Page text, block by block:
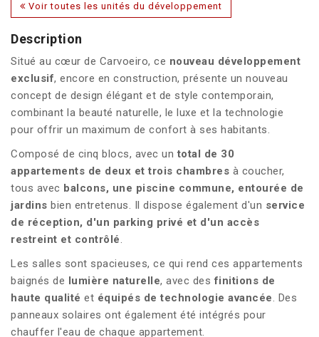
Voir toutes les unités du développement
Description
Situé au cœur de Carvoeiro, ce nouveau développement
exclusif, encore en construction, présente un nouveau
concept de design élégant et de style contemporain,
combinant la beauté naturelle, le luxe et la technologie
pour offrir un maximum de confort à ses habitants.
Composé de cinq blocs, avec un total de 30
appartements de deux et trois chambres à coucher,
tous avec balcons, une piscine commune, entourée de
jardins bien entretenus. Il dispose également d'un service
de réception, d'un parking privé et d'un accès
restreint et contrôlé.
Les salles sont spacieuses, ce qui rend ces appartements
baignés de
lumière naturelle, avec desfinitions de
haute qualité et équipés de technologie avancée. Des
panneaux solaires ont également été intégrés pour
chauffer l'eau de chaque appartement.